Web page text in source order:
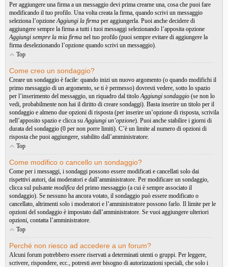
Per aggiungere una firma a un messaggio devi prima crearne una, cosa che puoi fare
modificando il tuo profilo. Una volta creata la firma, quando scrivi un messaggio
seleziona l’opzioneAggiungi la firma per aggiungerla. Puoi anche decidere di
aggiungere sempre la firma a tutti i tuoi messaggi selezionando l’apposita opzione
Aggiungi sempre la mia firma nel tuo profilo (puoi sempre evitare di aggiungere la
firma deselezionando l’opzione quando scrivi un messaggio).
Top
Come creo un sondaggio?
Creare un sondaggio è facile: quando inizi un nuovo argomento (o quando modifichi il
primo messaggio di un argomento, se ti è permesso) dovresti vedere, sotto lo spazio
per l’inserimento del messaggio, un riquadro dal titoloAggiungi sondaggio (se non lo
vedi, probabilmente non hai il diritto di creare sondaggi). Basta inserire un titolo per il
sondaggio e almeno due opzioni di risposta (per inserire un’opzione di risposta, scrivila
nell’apposito spazio e clicca suAggiungi un’opzione). Puoi anche stabilire i giorni di
durata del sondaggio (0 per non porre limiti). C’è un limite al numero di opzioni di
risposta che puoi aggiungere, stabilito dall’amministratore.
Top
Come modifico o cancello un sondaggio?
Come per i messaggi, i sondaggi possono essere modificati e cancellati solo dai
rispettivi autori, dai moderatori e dall’amministratore. Per modificare un sondaggio,
clicca sul pulsante modifica del primo messaggio (a cui è sempre associato il
sondaggio). Se nessuno ha ancora votato, il sondaggio può essere modificato o
cancellato, altrimenti solo i moderatori e l’amministratore possono farlo. Il limite per le
opzioni del sondaggio è impostato dall’amministratore. Se vuoi aggiungere ulteriori
opzioni, contatta l’amministratore.
Top
Perché non riesco ad accedere a un forum?
Alcuni forum potrebbero essere riservati a determinati utenti o gruppi. Per leggere,
scrivere, rispondere, ecc., potresti aver bisogno di autorizzazioni speciali, che solo i